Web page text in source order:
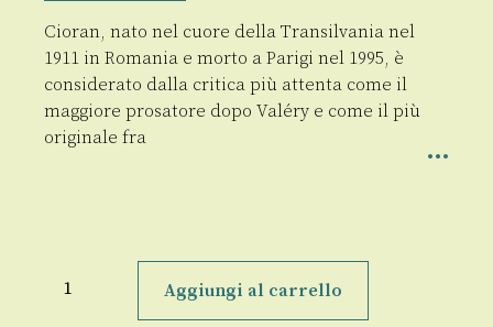
Cioran, nato nel cuore della Transilvania nel
1911 in Romania e morto a Parigi nel 1995, è
considerato dalla critica più attenta come il
maggiore prosatore dopo Valéry e come il più
originale fra
demone
Aggiungi al carrello